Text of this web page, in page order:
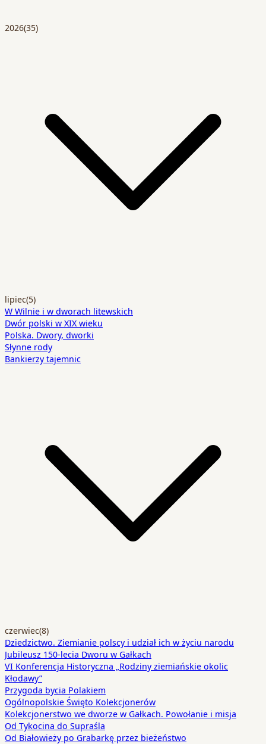
2026(35)
lipiec(5)
W Wilnie i w dworach litewskich
Dwór polski w XIX wieku
Polska. Dwory, dworki
Słynne rody
Bankierzy tajemnic
czerwiec(8)
Dziedzictwo. Ziemianie polscy i udział ich w życiu narodu
Jubileusz 150-lecia Dworu w Gałkach
VI Konferencja Historyczna „Rodziny ziemiańskie okolic
Kłodawy”
Przygoda bycia Polakiem
Ogólnopolskie Święto Kolekcjonerów
Kolekcjonerstwo we dworze w Gałkach. Powołanie i misja
Od Tykocina do Supraśla
Od Białowieży po Grabarkę przez bieżeństwo